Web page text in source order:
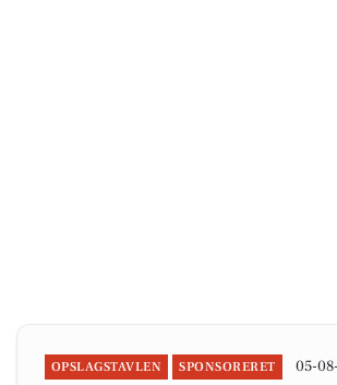
OPSLAGSTAVLEN SPONSORERET 05-